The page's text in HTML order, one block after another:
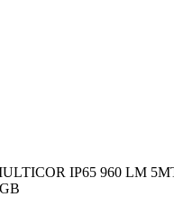
IP65 960 LM